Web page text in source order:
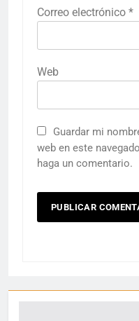
Correo electrónico *
Web
Guardar mi
web en este
haga un comentario.